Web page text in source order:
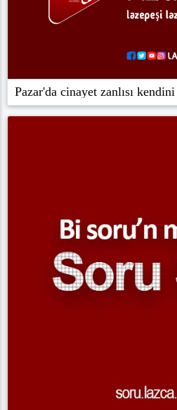
Pazar'da cinayet zanlısı